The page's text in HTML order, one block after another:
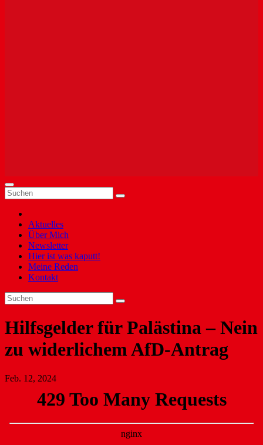
Aktuelles
Über Mich
Newsletter
Hier ist was kaputt!
Meine Reden
Kontakt
Hilfsgelder für Palästina – Nein
zu widerlichem AfD-Antrag
Feb. 12, 2024